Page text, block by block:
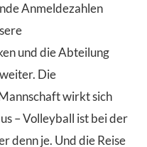
Anmeldezahlen
und die Abteilung
Die
wirkt sich
– Volleyball ist bei der
denn je. Und die Reise